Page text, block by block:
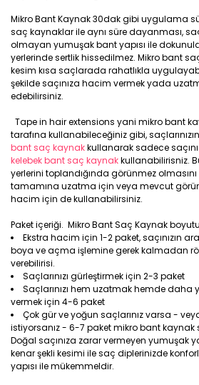
Mikro Bant Kaynak 30dak gibi uygulama
saç kaynaklar ile aynı süre dayanması,
olmayan yumuşak bant yapısı ile
yerlerinde sertlik hissedilmez. Mikro bant
kesim kısa saçlarada rahatlıkla
şekilde saçınıza hacim vermek yada
edebilirsiniz.
Tape in hair extensions yani mikro bant
tarafına kullanabileceğiniz gibi,
bant saç kaynakkullanarak sadece
kelebek bant saç kaynakkullanabilirisniz.
yerlerini toplandığında görünmez
tamamına uzatma için veya mevcut
hacim için de kullanabilirsiniz.
Paket içeriği. Mikro Bant Saç Kaynak
Ekstra hacim için 1-2 paket, saçınızın
boya ve açma işlemine gerek kalmadan
verebilirisi.
Saçlarınızı gürleştirmek için 2-3 paket
Saçlarınızı hem uzatmak hemde daha
vermek için 4-6 paket
Çok gür ve yoğun saçlarınız varsa -
istiyorsanız - 6-7 paket mikro bant kaynak
Doğal saçınıza zarar vermeyen yumuşak
kenar şekli kesimi ile saç diplerinizde
yapısı ile mükemmeldir.